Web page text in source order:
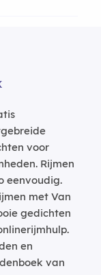
voor
Rijmen
eenvoudig.
met Van
gedichten
en
van